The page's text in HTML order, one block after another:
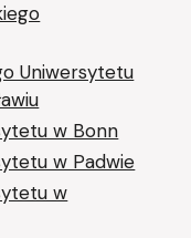
Uniwersytetu
w Bonn
w Padwie
w